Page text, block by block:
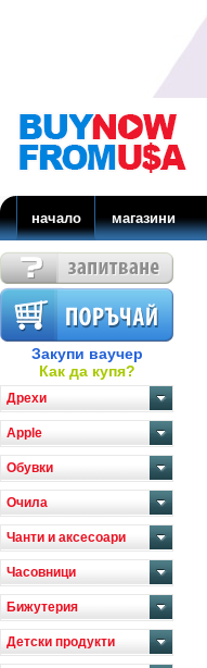
начало магазини
Закупи ваучер
Как да купя?
Дрехи
Apple
Обувки
Очила
Чанти и аксесоари
Часовници
Бижутерия
Детски продукти